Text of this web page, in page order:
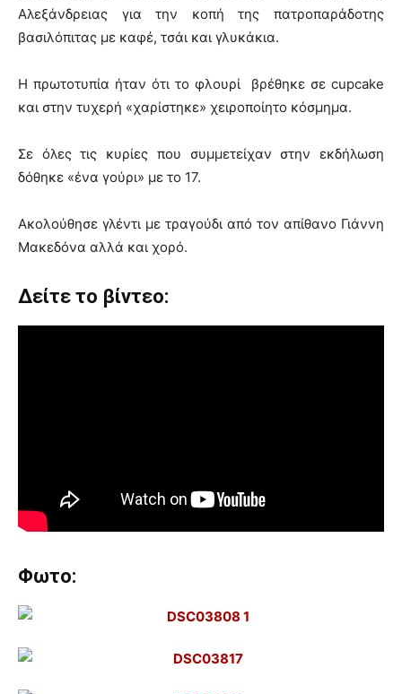
Αλεξάνδρειας για την κοπή της πατροπαράδοτης
βασιλόπιτας με καφέ, τσάι και γλυκάκια.
Η πρωτοτυπία ήταν ότι το φλουρί βρέθηκε σε cupcake
και στην τυχερή «χαρίστηκε» χειροποίητο κόσμημα.
Σε όλες τις κυρίες που συμμετείχαν στην εκδήλωση
δόθηκε «ένα γούρι» με το 17.
Aκολούθησε γλέντι με τραγούδι από τον απίθανο Γιάννη
Μακεδόνα αλλά και χορό.
Δείτε το βίντεο:
Φωτο: